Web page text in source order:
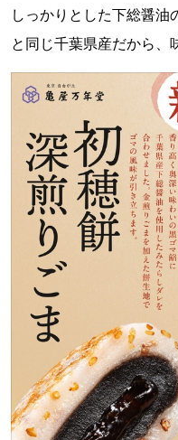
しっかりとした下総醤
と同じ千葉県産だから、